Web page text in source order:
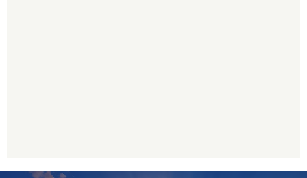
betwild
hdasianporns.net